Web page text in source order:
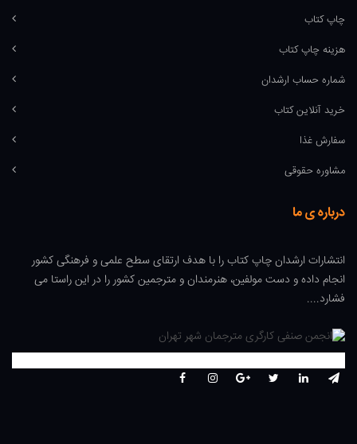
چاپ کتاب
هزینه چاپ کتاب
شماره حساب ارشدان
خرید آنلاین کتاب
سفارش غذا
مشاوره حقوقی
درباره ی ما
انتشارات ارشدان چاپ کتاب را با هدف ارتقای سطح علمی و فرهنگی کشور
انجام داده و دست مولفین، هنرمندان و مترجمین کشور را در این راستا می
فشارد....